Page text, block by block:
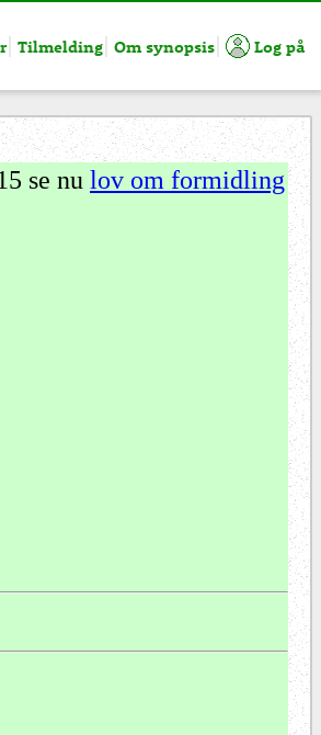
se nu lov om formidling
Tilmelding Om synopsis Log på